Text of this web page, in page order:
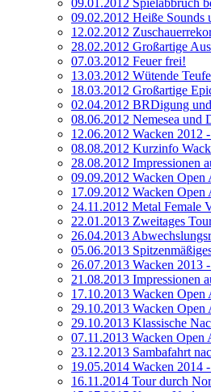
09.02.2012 Heiße Sounds
12.02.2012
28.02.2012 Großartige
07.03.2012 Feuer frei!
13.03.2012 Wütende
18.03.2012 Großartige
02.04.2012 BRDigung
08.06.2012 Nemesea und
12.06.2012 Wacken 2012
08.08.2012 Kurzinfo
28.08.2012 Impressionen
09.09.2012 Wacken Open
17.09.2012 Wacken
24.11.2012 Metal Female
22.01.2013 Zweitages
26.04.2013
05.06.2013
26.07.2013 Wacken 2013
21.08.2013 Impressionen
17.10.2013 Wacken
29.10.2013 Wacken
29.10.2013 Klassische
07.11.2013 Wacken
23.12.2013 Sambafahrt
19.05.2014 Wacken 2014
16.11.2014 Tour durch